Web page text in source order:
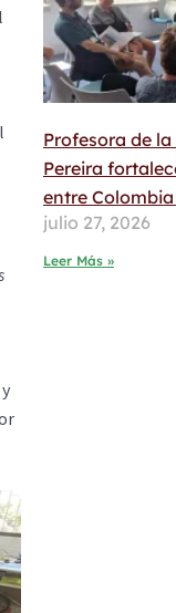
Profesora de
Pereira
entre
julio 27, 2026
Leer Más »